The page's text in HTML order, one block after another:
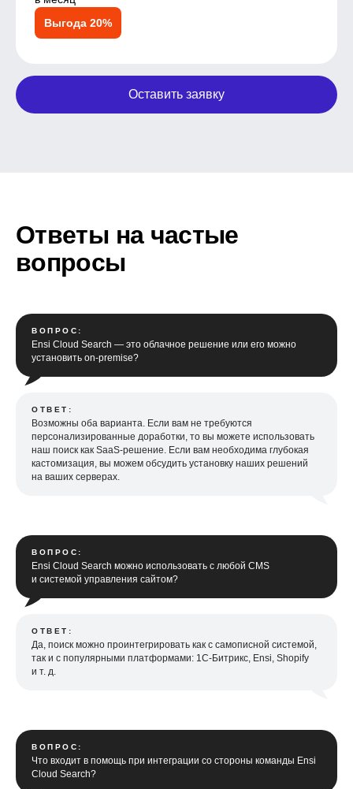
Выгода 20%
Оставить заявку
Ответы на частые
вопросы
ВОПРОС:
Ensi Cloud Search — это облачное решение или его можно
установить on-premise?
ОТВЕТ:
Возможны оба варианта. Если вам не требуются
персонализированные доработки, то вы можете использовать
наш поиск как SaaS-решение. Если вам необходима глубокая
кастомизация, вы можем обсудить установку наших решений
на ваших серверах.
ВОПРОС:
Ensi Cloud Search можно использовать с любой CMS
и системой управления сайтом?
ОТВЕТ:
Да, поиск можно проинтегрировать как с самописной системой,
так и с популярными платформами: 1С-Битрикс, Ensi, Shopify
и т. д.
ВОПРОС:
Что входит в помощь при интеграции со стороны команды Ensi
Cloud Search?